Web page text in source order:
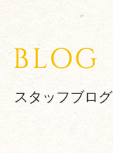
スタッフブログ